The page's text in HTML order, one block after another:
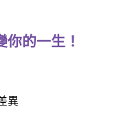
的一生！
異